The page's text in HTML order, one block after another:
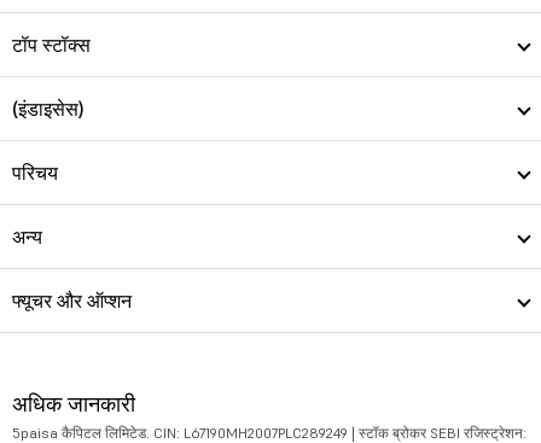
टॉप स्टॉक्स
(इंडाइसेस)
परिचय
अन्य
फ्यूचर और ऑप्शन
अधिक जानकारी
5paisa कैपिटल लिमिटेड. CIN: L67190MH2007PLC289249 | स्टॉक ब्रोकर SEBI रजिस्ट्रेशन: